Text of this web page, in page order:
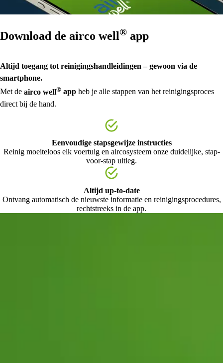
Download de airco well® app
Altijd toegang tot reinigingshandleidingen – gewoon via de
smartphone.
Met de airco well® app heb je alle stappen van het reinigingsproces
direct bij de hand.
Eenvoudige stapsgewijze instructies
Reinig moeiteloos elk voertuig en aircosysteem onze duidelijke, stap-
voor-stap uitleg.
Altijd up-to-date
Ontvang automatisch de nieuwste informatie en reinigingsprocedures,
rechtstreeks in de app.